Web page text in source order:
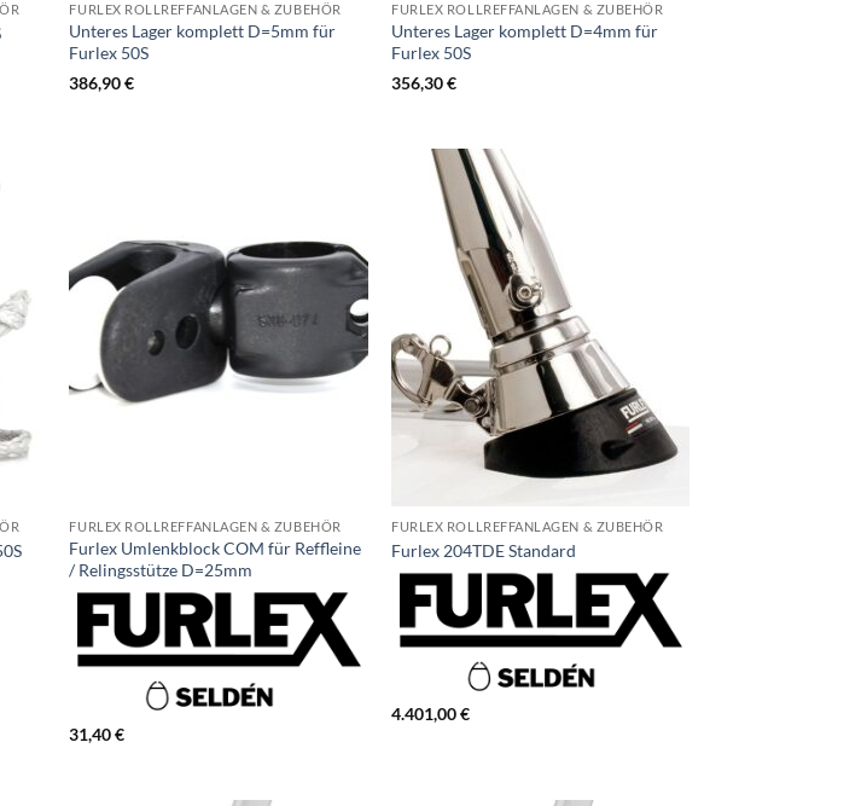
FURLEX ROLLREFFANLAGEN & ZUBEHÖR
Unteres Lager komplett D=5mm für
Furlex 50S
386,90€
FURLEX ROLLREFFANLAGEN & ZUBEHÖR
Unteres Lager komplett D=4mm für
Furlex 50S
356,30€
FURLEX ROLLREFFANLAGEN & ZUBEHÖR
Furlex Umlenkblock COM für Reffleine
/ Relingsstütze D=25mm
31,40€
FURLEX ROLLREFFANLAGEN & ZUBEHÖR
Furlex 204TDE Standard
4.401,00€